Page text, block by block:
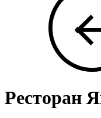
Ресторан